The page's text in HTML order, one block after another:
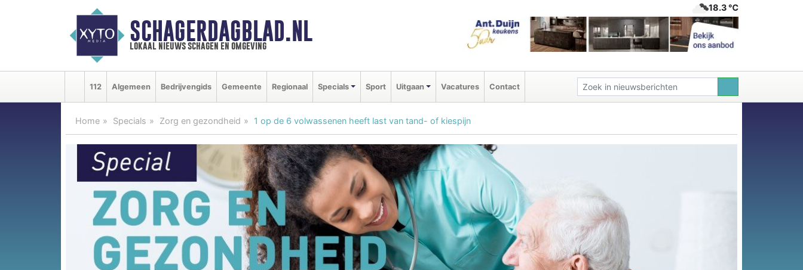
SCHAGERDAGBLAD.NL
lokaal nieuws schagen en omgeving
18.3 ℃
112 Algemeen Bedrijvengids Gemeente Regionaal Specials Sport Uitgaan Vacatures Contact
Home Specials Zorg en gezondheid 1 op de 6 volwassenen heeft last van tand- of kiespijn